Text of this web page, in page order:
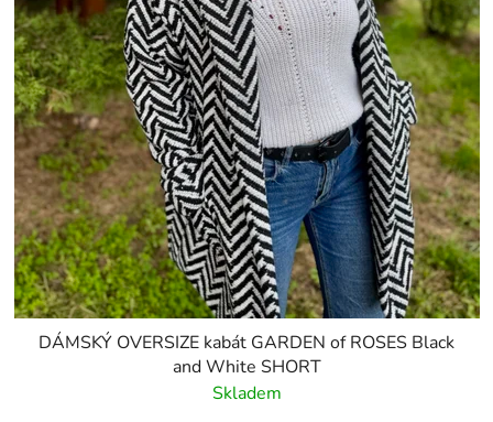
DÁMSKÝ OVERSIZE kabát GARDEN of ROSES Black
and White SHORT
Skladem